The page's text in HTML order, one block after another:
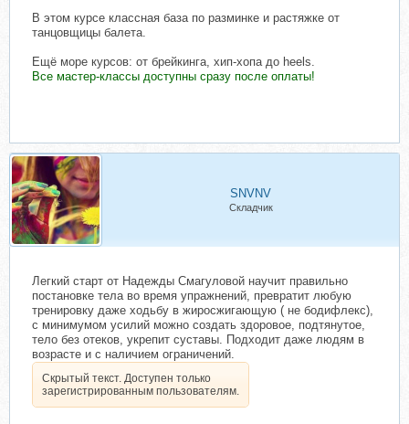
В этом курсе классная база по разминке и растяжке от
танцовщицы балета.
Ещё море курсов: от брейкинга, хип-хопа до heels.
Все мастер-классы доступны сразу после оплаты!
SNVNV
Складчик
Легкий старт от Надежды Смагуловой научит правильно
постановке тела во время упражнений, превратит любую
тренировку даже ходьбу в жиросжигающую ( не бодифлекс),
с минимумом усилий можно создать здоровое, подтянутое,
тело без отеков, укрепит суставы. Подходит даже людям в
возрасте и с наличием ограничений.
Скрытый текст. Доступен только
зарегистрированным пользователям.